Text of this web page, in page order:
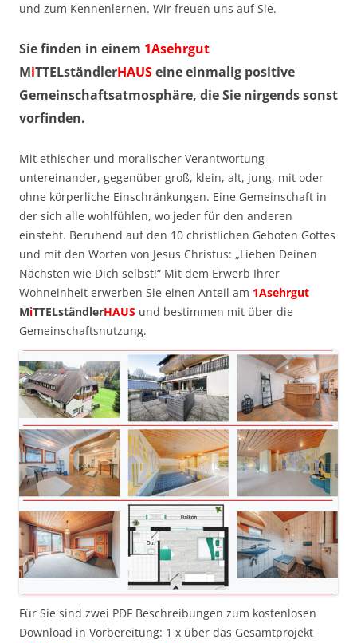
und zum Kennenlernen. Wir freuen uns auf Sie.
Sie finden in einem 1Asehrgut
MiTTELständlerHAUSeine einmalig positive
Gemeinschaftsatmosphäre, die Sie nirgends sonst
vorfinden.
Mit ethischer und moralischer Verantwortung
untereinander, gegenüber groß, klein, alt, jung, mit oder
ohne körperliche Einschränkungen. Eine Gemeinschaft in
der sich alle wohlfühlen, wo jeder für den anderen
einsteht. Beruhend auf den 10 christlichen Geboten Gottes
und mit den Worten von Jesus Christus: „Lieben Deinen
Nächsten wie Dich selbst!“ Mit dem Erwerb Ihrer
Wohneinheit erwerben Sie einen Anteil am 1Asehrgut
MiTTELständlerHAUS und bestimmen mit über die
Gemeinschaftsnutzung.
Für Sie sind zwei PDF Beschreibungen zum kostenlosen
Download in Vorbereitung: 1 x über das Gesamtprojekt